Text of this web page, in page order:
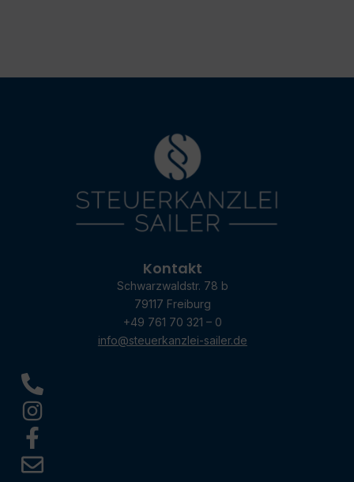
Kontakt
Schwarzwaldstr. 78 b
79117 Freiburg
+49 761 70 321 – 0
info@steuerkanzlei-sailer.de